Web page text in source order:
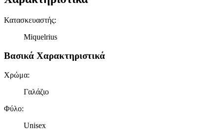
Κατασκευαστής:
Miquelrius
Βασικά Χαρακτηριστικά
Χρώμα:
Γαλάζιο
Φύλο:
Unisex